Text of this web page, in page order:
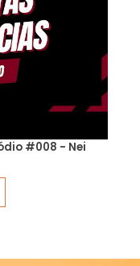
#008 - Nei